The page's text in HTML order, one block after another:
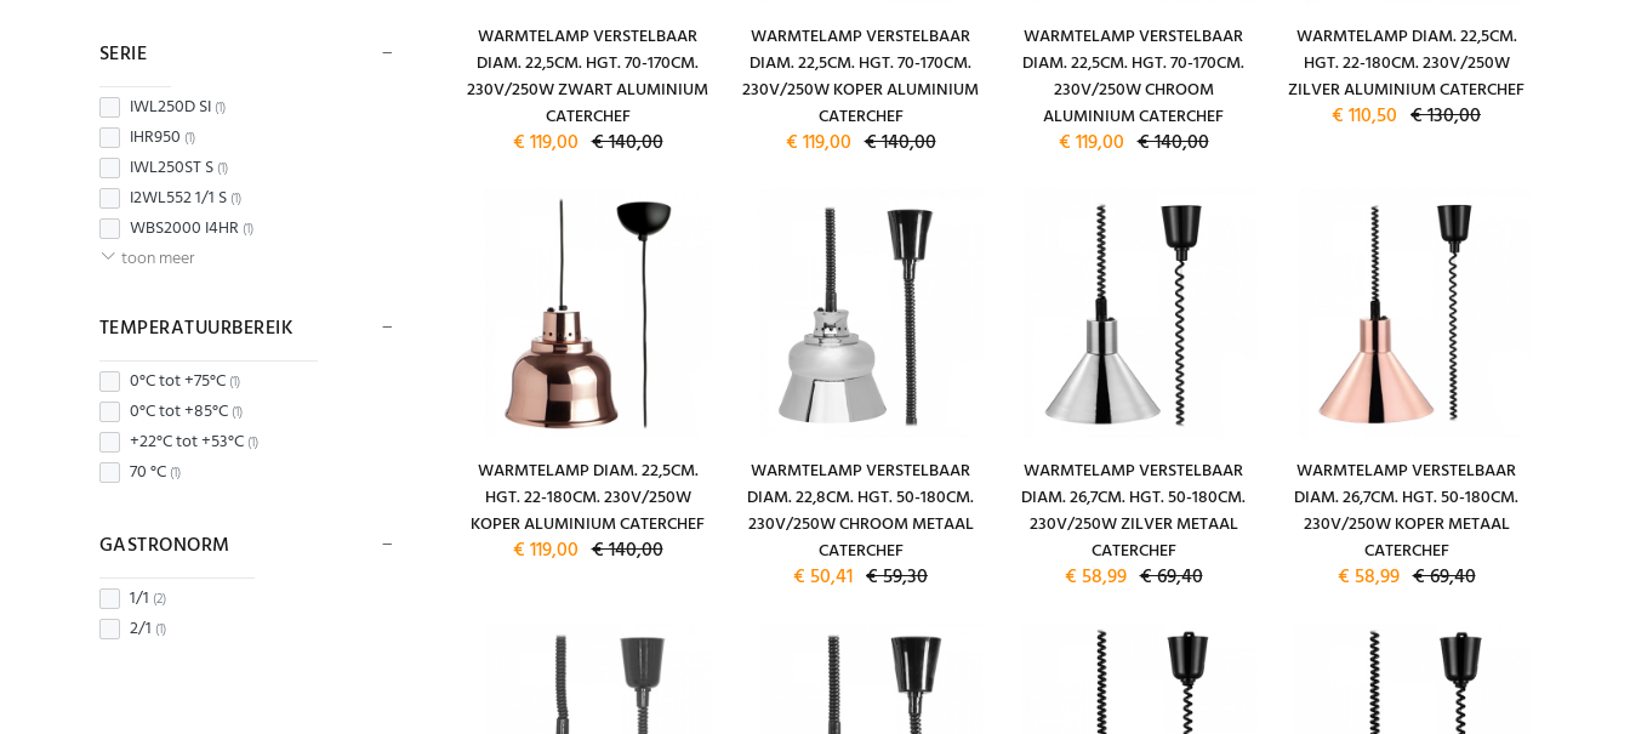
SERIE
IWL250D SI (1)
IHR950 (1)
IWL250ST S (1)
I2WL552 1/1 S (1)
WBS2000 I4HR (1)
toon meer
TEMPERATUURBEREIK
0°C tot +75°C (1)
0°C tot +85°C (1)
+22°C tot +53°C (1)
70 °C (1)
GASTRONORM
1/1 (2)
2/1 (1)
WARMTELAMP VERSTELBAAR
DIAM. 22,5CM. HGT. 70-170CM.
230V/250W ZWART ALUMINIUM
CATERCHEF
€ 119,00 € 140,00
WARMTELAMP VERSTELBAAR
DIAM. 22,5CM. HGT. 70-170CM.
230V/250W KOPER ALUMINIUM
CATERCHEF
€ 119,00 € 140,00
WARMTELAMP VERSTELBAAR
DIAM. 22,5CM. HGT. 70-170CM.
230V/250W CHROOM
ALUMINIUM CATERCHEF
€ 119,00 € 140,00
WARMTELAMP DIAM. 22,5CM.
HGT. 22-180CM. 230V/250W
ZILVER ALUMINIUM CATERCHEF
€ 110,50 € 130,00
WARMTELAMP DIAM. 22,5CM.
HGT. 22-180CM. 230V/250W
KOPER ALUMINIUM CATERCHEF
€ 119,00 € 140,00
WARMTELAMP VERSTELBAAR
DIAM. 22,8CM. HGT. 50-180CM.
230V/250W CHROOM METAAL
CATERCHEF
€ 50,41 € 59,30
WARMTELAMP VERSTELBAAR
DIAM. 26,7CM. HGT. 50-180CM.
230V/250W ZILVER METAAL
CATERCHEF
€ 58,99 € 69,40
WARMTELAMP VERSTELBAAR
DIAM. 26,7CM. HGT. 50-180CM.
230V/250W KOPER METAAL
CATERCHEF
€ 58,99 € 69,40